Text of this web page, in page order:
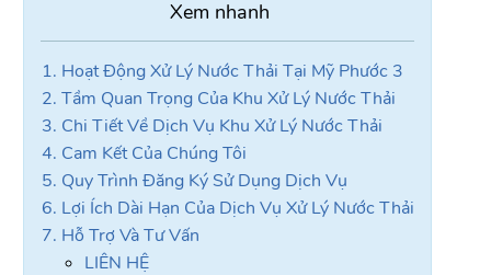
1. Hoạt Động Xử Lý Nước Thải Tại Mỹ Phước 3
2. Tầm Quan Trọng Của Khu Xử Lý Nước Thải
3. Chi Tiết Về Dịch Vụ Khu Xử Lý Nước Thải
4. Cam Kết Của Chúng Tôi
5. Quy Trình Đăng Ký Sử Dụng Dịch Vụ
6. Lợi Ích Dài Hạn Của Dịch Vụ Xử Lý Nước Thải
7. Hỗ Trợ Và Tư Vấn
LIÊN HỆ